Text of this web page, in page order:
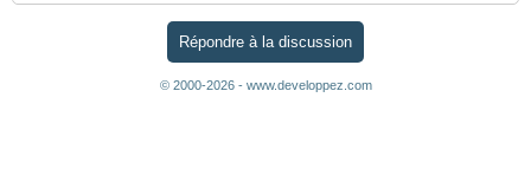
Répondre à la discussion
© 2000-2026 - www.developpez.com